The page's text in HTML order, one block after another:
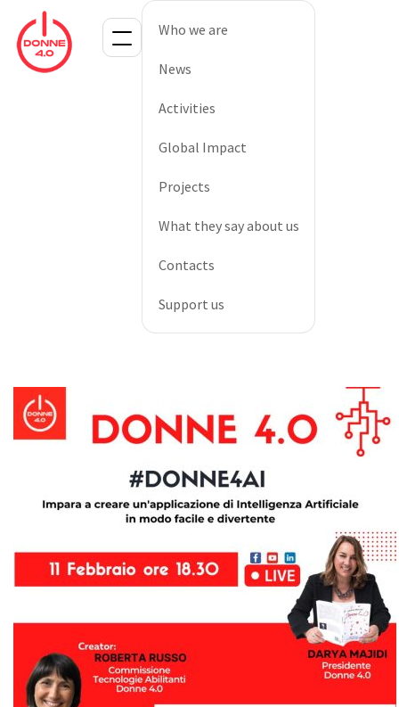
Who we are
News
Activities
Global Impact
Projects
What they say about us
Contacts
Support us